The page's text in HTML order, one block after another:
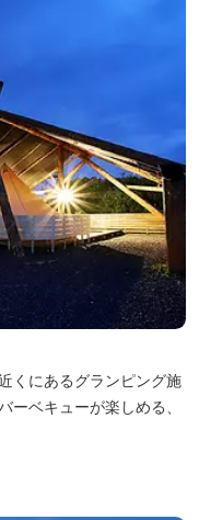
くにあるグランピング施
ベキューが楽しめる、